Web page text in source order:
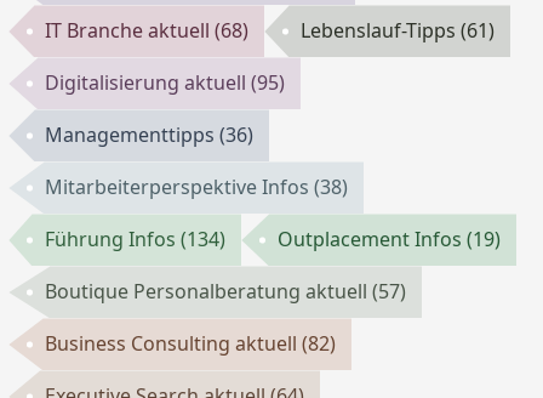
IT Branche aktuell(68) Lebenslauf-Tipps(61)
Digitalisierung aktuell(95)
Managementtipps(36)
Mitarbeiterperspektive Infos(38)
Führung Infos(134) Outplacement Infos(19)
Boutique Personalberatung aktuell(57)
Business Consulting aktuell(82)